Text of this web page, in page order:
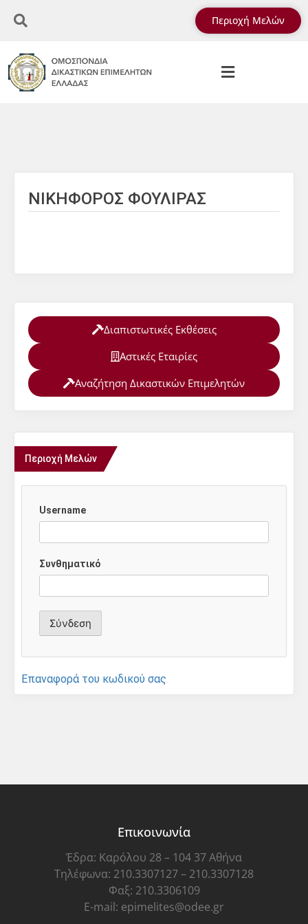
Περιοχή Μελών
ΝΙΚΗΦΟΡΟΣ ΦΟΥΛΙΡΑΣ
Διαπιστωτικές Εκθέσεις
Αστικές Εταιρίες
Αναζήτηση Δικαστικών Επιμελητών
Περιοχή Μελών
Username
Συνθηματικό
Επαναφορά του κωδικού σας
Επικοινωνία
Έδρα: Καρόλου 28 – 104 37 Αθήνα
Τηλέφωνα: 210.3307127 – 210.3307128
Φαξ: 210.3306109
E-mail: epimelites@odee.gr